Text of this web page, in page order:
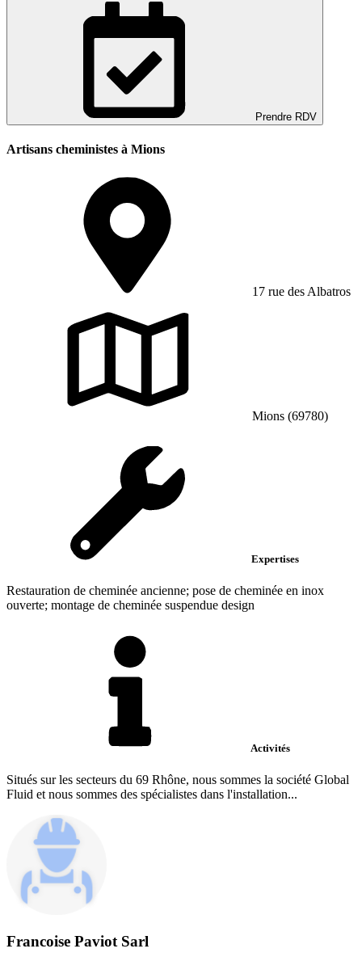
Prendre RDV
Artisans cheministes à Mions
17 rue des Albatros
Mions (69780)
Expertises
Restauration de cheminée ancienne; pose de cheminée en inox
ouverte; montage de cheminée suspendue design
Activités
Situés sur les secteurs du 69 Rhône, nous sommes la société Global
Fluid et nous sommes des spécialistes dans l'installation...
Francoise Paviot Sarl